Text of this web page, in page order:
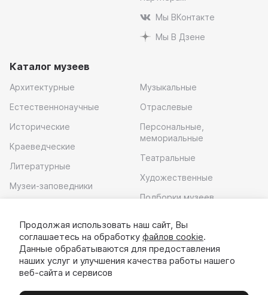
Мы ВКонтакте
Мы В Дзене
Каталог музеев
Архитектурные
Естественнонаучные
Исторические
Краеведческие
Литературные
Музеи-заповедники
Музыкальные
Отраслевые
Персональные,
мемориальные
Театральные
Художественные
Подборки музеев
Скачать приложение
Продолжая использовать наш сайт, Вы
соглашаетесь на обработку файлов cookie.
Данные обрабатываются для предоставления
наших услуг и улучшения качества работы нашего
веб-сайта и сервисов